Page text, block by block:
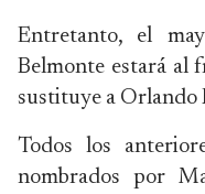
Entretanto, el
Belmonte estará al
sustituye a Orlando
Todos los
nombrados por